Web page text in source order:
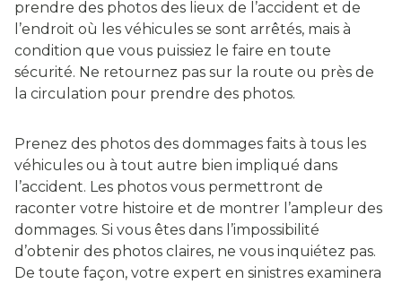
prendre des photos des lieux de l’accident et de
l’endroit où les véhicules se sont arrêtés, mais à
condition que vous puissiez le faire en toute
sécurité. Ne retournez pas sur la route ou près de
la circulation pour prendre des photos.
Prenez des photos des dommages faits à tous les
véhicules ou à tout autre bien impliqué dans
l’accident. Les photos vous permettront de
raconter votre histoire et de montrer l’ampleur des
dommages. Si vous êtes dans l’impossibilité
d’obtenir des photos claires, ne vous inquiétez pas.
De toute façon, votre expert en sinistres examinera